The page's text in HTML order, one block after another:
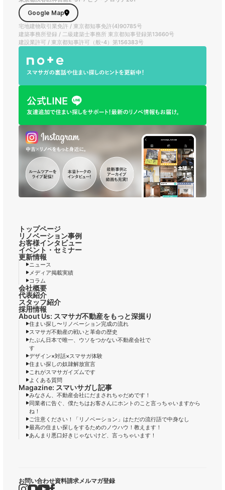
Google Map
宅地建物取引業免許 / 東京都知事免許(4)90785号
建築事務所登録 / 二級建築士事務所 東京都知事登録第13660号
建設業許可 / 東京都知事許可（般-4）第156383号
トップページ
リノベーション事例
お客様インタビュー
イベント・セミナー
更新情報
ニュース
メディア掲載実績
コラム
会社概要
代表紹介
スタッフ紹介
採用情報
About Us: スマサガ不動産をもっと深掘り
住まい探し〜リノベーション完成の流れ
スマサガ不動産の戦いと革命の歴史
たぶん日本で唯一、ウソをつかない不動産会社で
す
デザイン×対話×スマサガ体験
住まい探しの奴隷解放宣言
これがスマサガイズムです
よくある質問
Magazine: スマいサガし記事
みなさん、不動産会社にだまされちゃだめです！
同業者に告ぐ、僕たちはお客さんにホントのこと言っちゃいますから
ね！
ご注意ください！「リノベーション」はただの流行語で中身なし
最高の住まい探しをするためのノウハウ！教えます！
あんまり悪口好きじゃないけど、言っちゃいます！
お問い合わせ資料請求メルマガ登録